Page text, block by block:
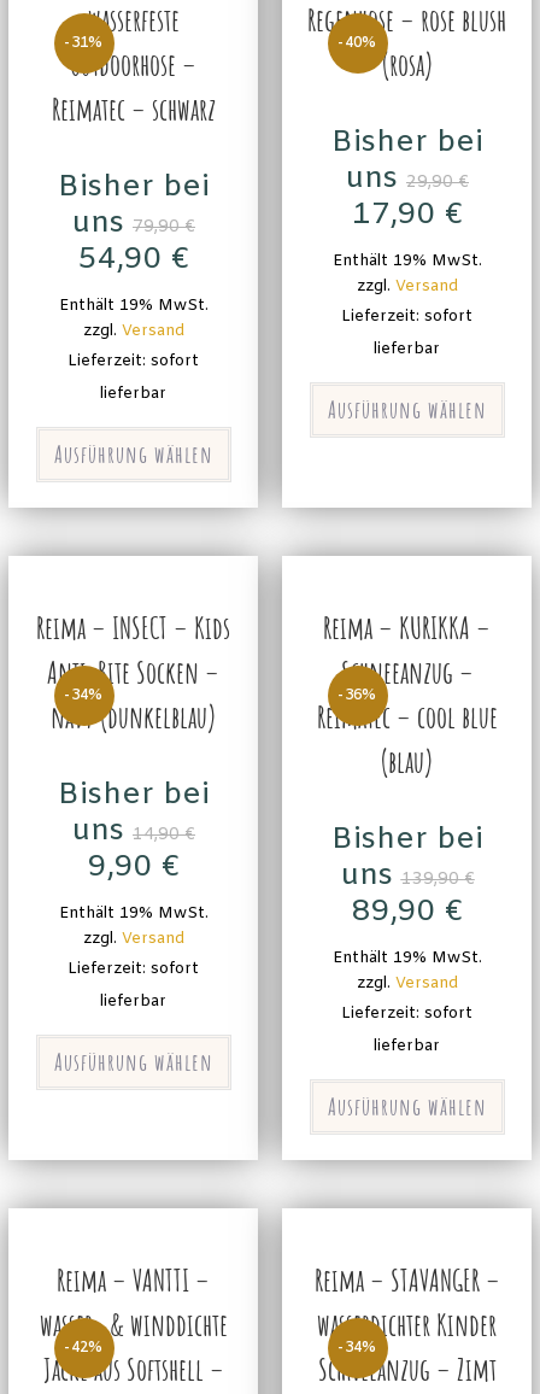
-31%
wasserfeste
Outdoorhose –
Reimatec – schwarz
Bisher bei
uns 79,90€
54,90 €
Enthält 19% MwSt.
zzgl. Versand
Lieferzeit: sofort
lieferbar
Ausführung wählen
-40%
Regenhose – rose blush
(rosa)
Bisher bei
uns 29,90€
17,90 €
Enthält 19% MwSt.
zzgl. Versand
Lieferzeit: sofort
lieferbar
Ausführung wählen
-34%
Reima – INSECT – Kids
Anti-Bite Socken –
navy (dunkelblau)
Bisher bei
uns 14,90€
9,90 €
Enthält 19% MwSt.
zzgl. Versand
Lieferzeit: sofort
lieferbar
Ausführung wählen
-36%
Reima – KURIKKA –
Schneeanzug –
Reimatec – cool blue
(blau)
Bisher bei
uns 139,90€
89,90 €
Enthält 19% MwSt.
zzgl. Versand
Lieferzeit: sofort
lieferbar
Ausführung wählen
-42%
Reima – VANTTI –
wasser- & winddichte
Jacke aus Softshell –
-34%
Reima – STAVANGER –
wasserdichter Kinder
Schneeanzug – Zimt